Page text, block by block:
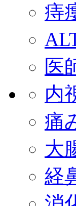
痔
医
内
痛
大
経